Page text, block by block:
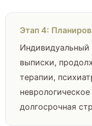
Этап 4:
Индивидуальный
выписки,
терапии,
долгосрочная